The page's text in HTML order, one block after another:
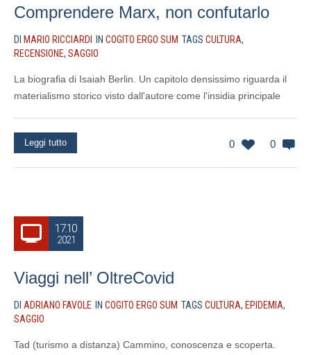
Comprendere Marx, non confutarlo
DI MARIO RICCIARDI IN COGITO ERGO SUM TAGS CULTURA,
RECENSIONE, SAGGIO
La biografia di Isaiah Berlin. Un capitolo densissimo riguarda il
materialismo storico visto dall'autore come l'insidia principale
0 0
Leggi tutto
17.10
2021
Viaggi nell’ OltreCovid
DI ADRIANO FAVOLE IN COGITO ERGO SUM TAGS CULTURA, EPIDEMIA,
SAGGIO
Tad (turismo a distanza) Cammino, conoscenza e scoperta.